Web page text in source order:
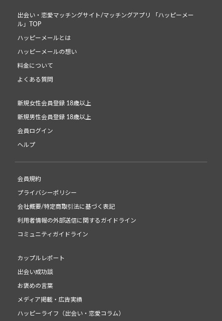
出会い・恋愛マッチングサイト/マッチングアプリ 「ハッピーメー
ル」TOP
ハッピーメールとは
ハッピーメールの想い
料金について
よくある質問
新規女性会員登録 18歳以上
新規男性会員登録 18歳以上
会員ログイン
ヘルプ
会員規約
プライバシーポリシー
会社概要/特定商取引法に基づく表記
利用者情報の外部送信に関するガイドライン
コミュニティガイドライン
カップルレポート
出会い成功談
お褒めの言葉
メディア掲載・広告実績
ハッピーライフ（出会い・恋愛コラム）